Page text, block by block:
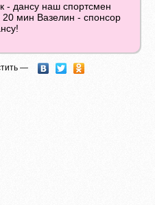
- дансу наш спортсмен
20 мин Вазелин - спонсор
—